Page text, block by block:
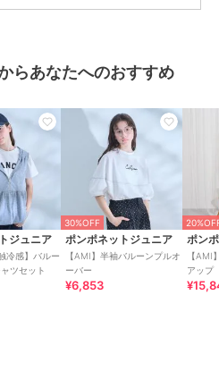
トジュニア
／シャツ
／シャツ
リー
100%
100%
り扱い方法
商品タグをご確認くだ
らあなたへのおすすめ
ジュニア
冷感】バルー
ツセット
30%OFF
ポンポネットジュニア
【AMI】半袖バルーンプルオ
ーバー
¥6,853
ポン
【AMI
アップ